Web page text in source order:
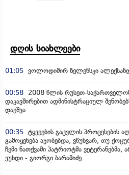
დღის სიახლეები
01:05 ვოლოდიმირ ზელენსკი
00:58
2008 წლის რუსეთ-
დაკავშირებით ადმინისტრაციულ
დაეშვა
00:35 ტყვეების გაცვლის პროცესების
გამოყენება აჯობებდა, ვწუხვარ, თუ
ჩემი ნათქვამი პატრიოტმა
ვუხდი - გიორგი ბარამიძე